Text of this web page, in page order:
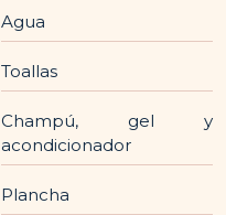
Agua
Toallas
Champú, gel y
acondicionador
Plancha